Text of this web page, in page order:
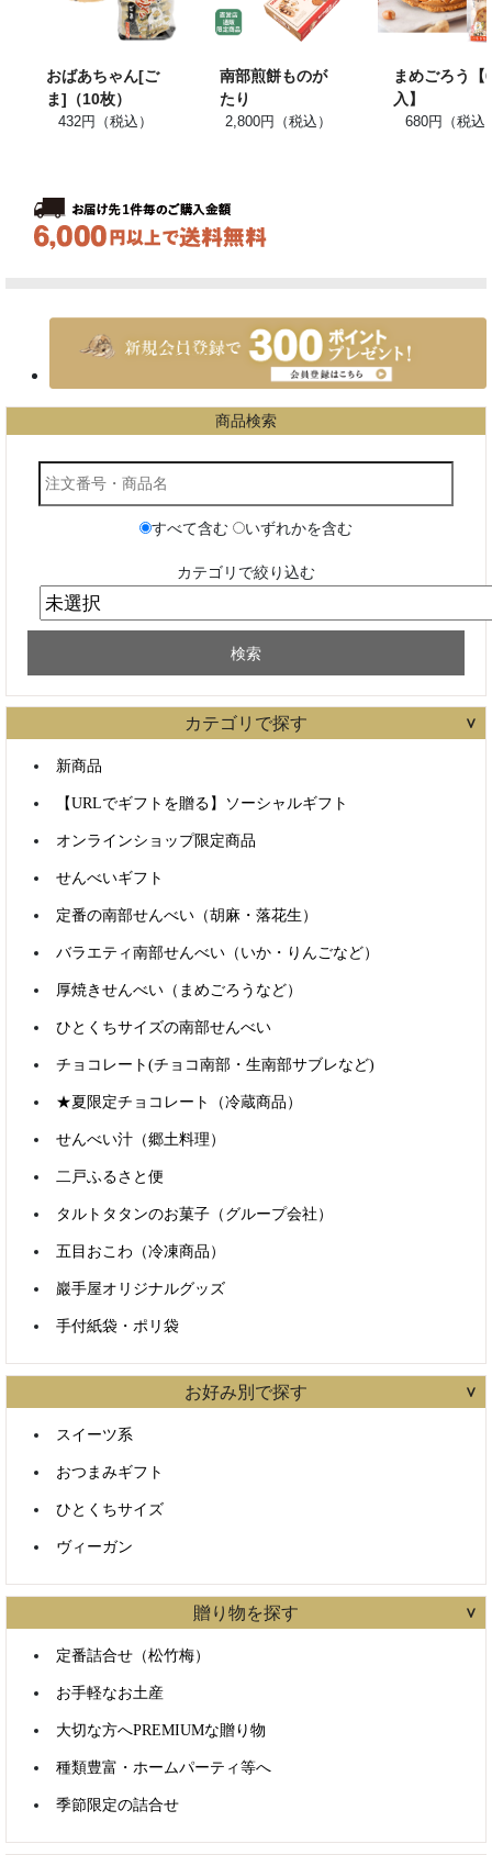
おばあちゃん[ご
ま]（10枚）
432円（税込）
南部煎餅ものが
たり
2,800円（税込）
まめごろう【
入】
680円（税込
商品検索
カテゴリで絞り込む
カテゴリで探す
新商品
【URLでギフトを贈る】ソーシャルギフト
オンラインショップ限定商品
せんべいギフト
定番の南部せんべい（胡麻・落花生）
バラエティ南部せんべい（いか・りんごなど）
厚焼きせんべい（まめごろうなど）
ひとくちサイズの南部せんべい
チョコレート(チョコ南部・生南部サブレなど)
★夏限定チョコレート（冷蔵商品）
せんべい汁（郷土料理）
二戸ふるさと便
タルトタタンのお菓子（グループ会社）
五目おこわ（冷凍商品）
巖手屋オリジナルグッズ
手付紙袋・ポリ袋
お好み別で探す
スイーツ系
おつまみギフト
ひとくちサイズ
ヴィーガン
贈り物を探す
定番詰合せ（松竹梅）
お手軽なお土産
大切な方へPREMIUMな贈り物
種類豊富・ホームパーティ等へ
季節限定の詰合せ